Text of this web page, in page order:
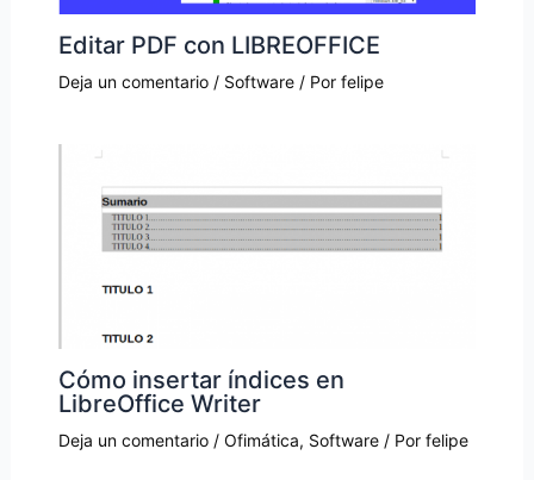
Editar PDF con LIBREOFFICE
Deja un comentario / Software/ Por felipe
Cómo insertar índices en
LibreOffice Writer
Deja un comentario / Ofimática, Software/ Por felipe